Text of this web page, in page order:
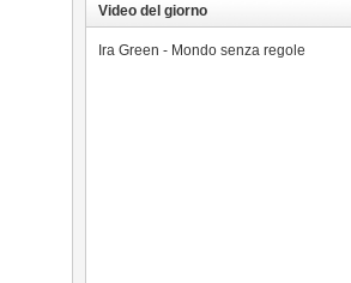
Video del giorno
Ira Green - Mondo senza regole